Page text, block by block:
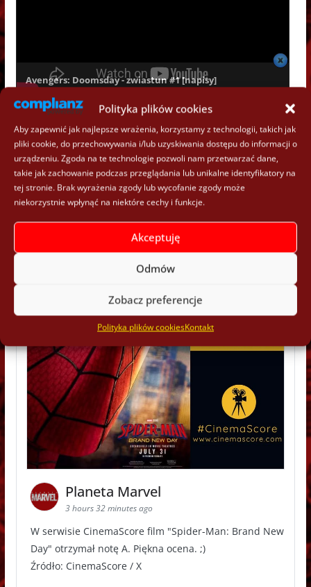
Polityka plików cookies
Aby zapewnić jak najlepsze wrażenia, korzystamy z technologii, takich jak
pliki cookie, do przechowywania i/lub uzyskiwania dostępu do informacji o
urządzeniu. Zgoda na te technologie pozwoli nam przetwarzać dane,
takie jak zachowanie podczas przeglądania lub unikalne identyfikatory na
tej stronie. Brak wyrażenia zgody lub wycofanie zgody może
niekorzystnie wpłynąć na niektóre cechy i funkcje.
Akceptuję
Odmów
Zobacz preferencje
Polityka plików cookiesKontakt
Avengers: Doomsday - zwiastun #1 [napisy]
Facebook:
Planeta Marvel
3 hours 32 minutes ago
W serwisie CinemaScore film "Spider-Man: Brand New
Day" otrzymał notę A. Piękna ocena. ;)
Źródło: CinemaScore / X